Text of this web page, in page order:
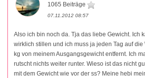
1065 Beiträge
07.11.2012 08:57
Also ich bin noch da. Tja das liebe Gewicht. Ich
wirklich stillen und ich muss ja jeden Tag auf die
kg von meinem Ausgangsgewicht entfernt. Ich
rutscht nichts weiter runter. Wieso ist das nicht
mit dem Gewicht wie vor der ss? Meine hebi